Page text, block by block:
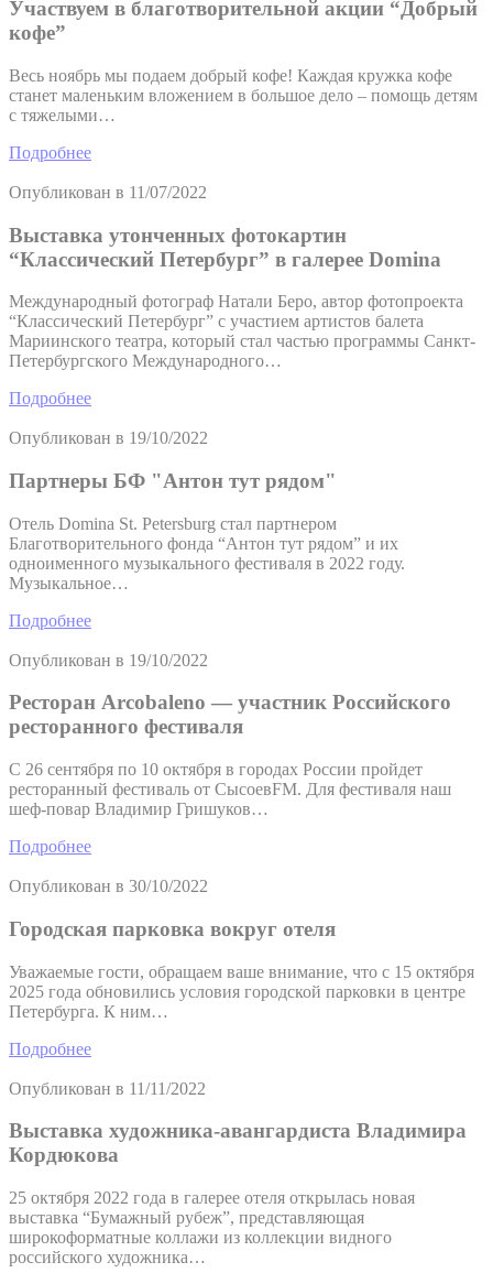
Участвуем в благотворительной акции “Добрый
кофе”
Весь ноябрь мы подаем добрый кофе! Каждая кружка кофе
станет маленьким вложением в большое дело – помощь детям
с тяжелыми…
Подробнее
Опубликован в 11/07/2022
Выставка утонченных фотокартин
“Классический Петербург” в галерее Domina
Международный фотограф Натали Беро, автор фотопроекта
“Классический Петербург” с участием артистов балета
Мариинского театра, который стал частью программы Санкт-
Петербургского Международного…
Подробнее
Опубликован в 19/10/2022
Партнеры БФ "Антон тут рядом"
Отель Domina St. Petersburg стал партнером
Благотворительного фонда “Антон тут рядом” и их
одноименного музыкального фестиваля в 2022 году.
Музыкальное…
Подробнее
Опубликован в 19/10/2022
Ресторан Arcobaleno — участник Российского
ресторанного фестиваля
С 26 сентября по 10 октября в городах России пройдет
ресторанный фестиваль от СысоевFM. Для фестиваля наш
шеф-повар Владимир Гришуков…
Подробнее
Опубликован в 30/10/2022
Городская парковка вокруг отеля
Уважаемые гости, обращаем ваше внимание, что с 15 октября
2025 года обновились условия городской парковки в центре
Петербурга. К ним…
Подробнее
Опубликован в 11/11/2022
Выставка художника-авангардиста Владимира
Кордюкова
25 октября 2022 года в галерее отеля открылась новая
выставка “Бумажный рубеж”, представляющая
широкоформатные коллажи из коллекции видного
российского художника…